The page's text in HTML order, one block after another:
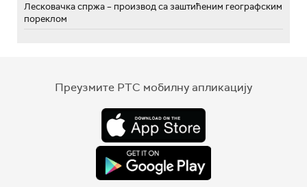
Лесковачка спржа – производ са заштићеним географским
пореклом
Преузмите РТС мобилну апликацију